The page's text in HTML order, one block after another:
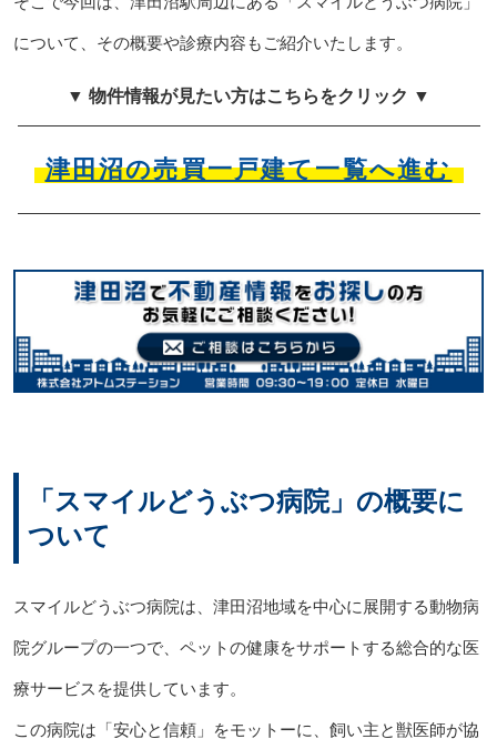
について、その概要や診療内容もご紹介いたします。
▼ 物件情報が見たい方はこちらをクリック ▼
津田沼の売買一戸建て一覧へ進む
「スマイルどうぶつ病院」の概要に
ついて
スマイルどうぶつ病院は、津田沼地域を中心に展開する動物病
院グループの一つで、ペットの健康をサポートする総合的な医
療サービスを提供しています。
この病院は「安心と信頼」をモットーに、飼い主と獣医師が協